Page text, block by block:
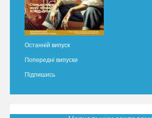
Останній випуск
Попередні випуски
Підпишись